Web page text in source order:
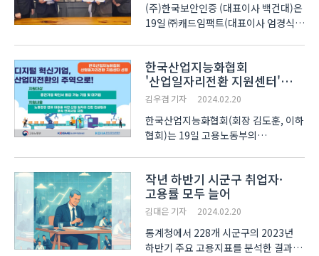
(주)한국보안인증 (대표이사 백건대)은
19일 ㈜캐드임팩트(대표이사 엄경식)
체결했다고 20일 밝혔다.
캐드임팩트는 PACS(의료영상관리
소프트웨어) 분야를 선도하고 있는
기업이다...
한국산업지능화협회
'산업일자리전환 지원센터'
지정
김우겸 기자 2024.02.20
한국산업지능화협회(회장 김도훈, 이하
협회)는 19일 고용노동부의
지정됐다고 밝혔다. ‘산업일자리전환
지원센터’는 탄소중립·디지털 전환에
따라 어려움을 겪고 있는 기업 근로자의
직무..
작년 하반기 시군구 취업자·
고용률 모두 늘어
김대은 기자 2024.02.20
통계청에서 228개 시군구의 2023년
하반기 주요 고용지표를 분석한 결과,